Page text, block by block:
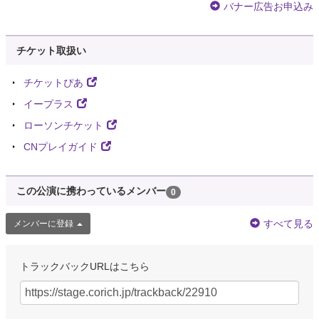
バナー広告お申込み
チケット取扱い
チケットぴあ
イープラス
ローソンチケット
CNプレイガイド
この公演に携わっているメンバー 0
メンバーに登録 すべて見る
トラックバックURLはこちら